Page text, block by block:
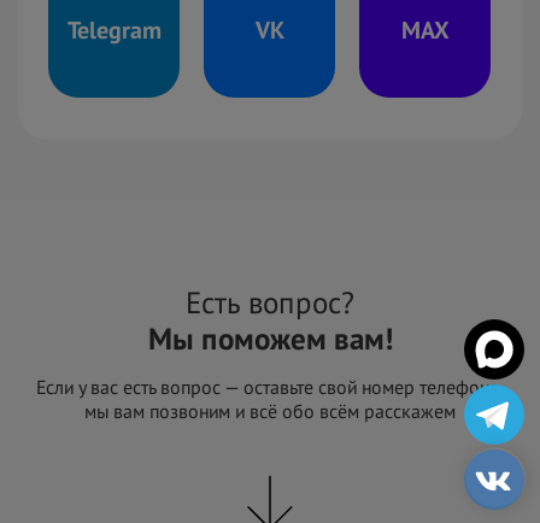
Telegram VK MAX
Есть вопрос?
Мы поможем вам!
Если у вас есть вопрос — оставьте свой номер телефона,
мы вам позвоним и всё обо всём расскажем